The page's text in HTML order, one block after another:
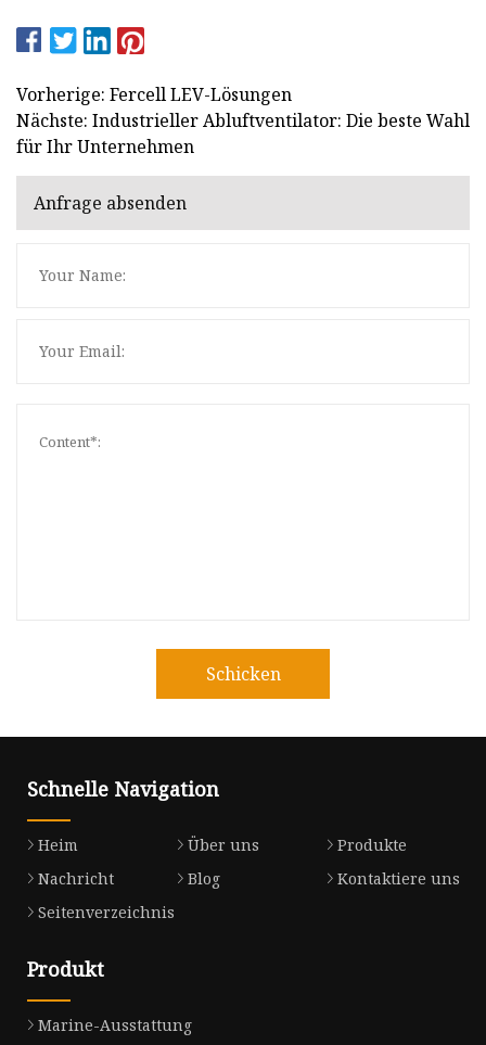
Vorherige: Fercell LEV-Lösungen
Nächste: Industrieller Abluftventilator: Die beste Wahl
für Ihr Unternehmen
Anfrage absenden
Schicken
Schnelle Navigation
Heim Über uns
Produkte
Nachricht
Blog
Kontaktiere uns
Seitenverzeichnis
Produkt
Marine-Ausstattung